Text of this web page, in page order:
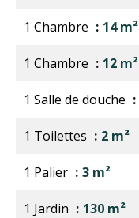
1 Chambre 14 m²
1 Chambre 12 m²
1 Salle de douche
1 Toilettes 2 m²
1 Palier 3 m²
1 Jardin 130 m²